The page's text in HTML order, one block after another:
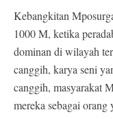
Kebangkitan
1000 M, ketika
dominan di wilayah
canggih, karya seni
canggih, masyarakat
mereka sebagai orang